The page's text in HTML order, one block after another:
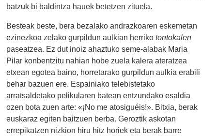
batzuk bi baldintza hauek betetzen zituela.
Besteak beste, bera bezalako andrazkoaren eskemetan
ezinezkoa zelako gurpildun aulkian herrikotontokalen
paseatzea. Ez dut inoiz ahaztuko seme-alabak Maria
Pilar konbentzitu nahian hobe zuela kalera ateratzea
etxean egotea baino, horretarako gurpildun aulkia erabili
behar bazuen ere. Espainiako telebistetako
arratsaldetako pelikularen batean entzundako esaldia
ozen bota zuen arte: «¡No me atosiguéis!». Bitxia, berak
euskaraz egiten baitzuen berba. Geroztik askotan
errepikatzen nizkion hiru hitz horiek eta berak barre